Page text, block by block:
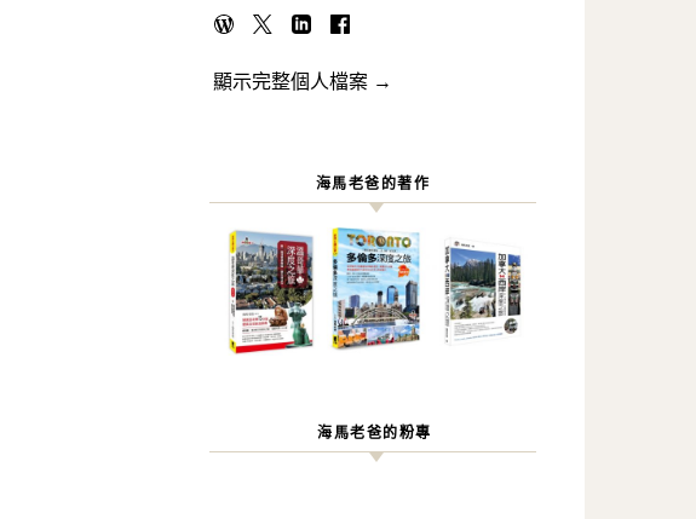
顯示完整個人檔案 →
海馬老爸的著作
海馬老爸的粉專